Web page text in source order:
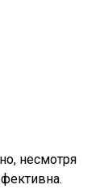
несмотря